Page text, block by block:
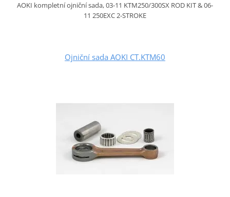
AOKI kompletní ojniční sada, 03-11 KTM250/300SX ROD KIT & 06-
11 250EXC 2-STROKE
Ojniční sada AOKI CT.KTM60